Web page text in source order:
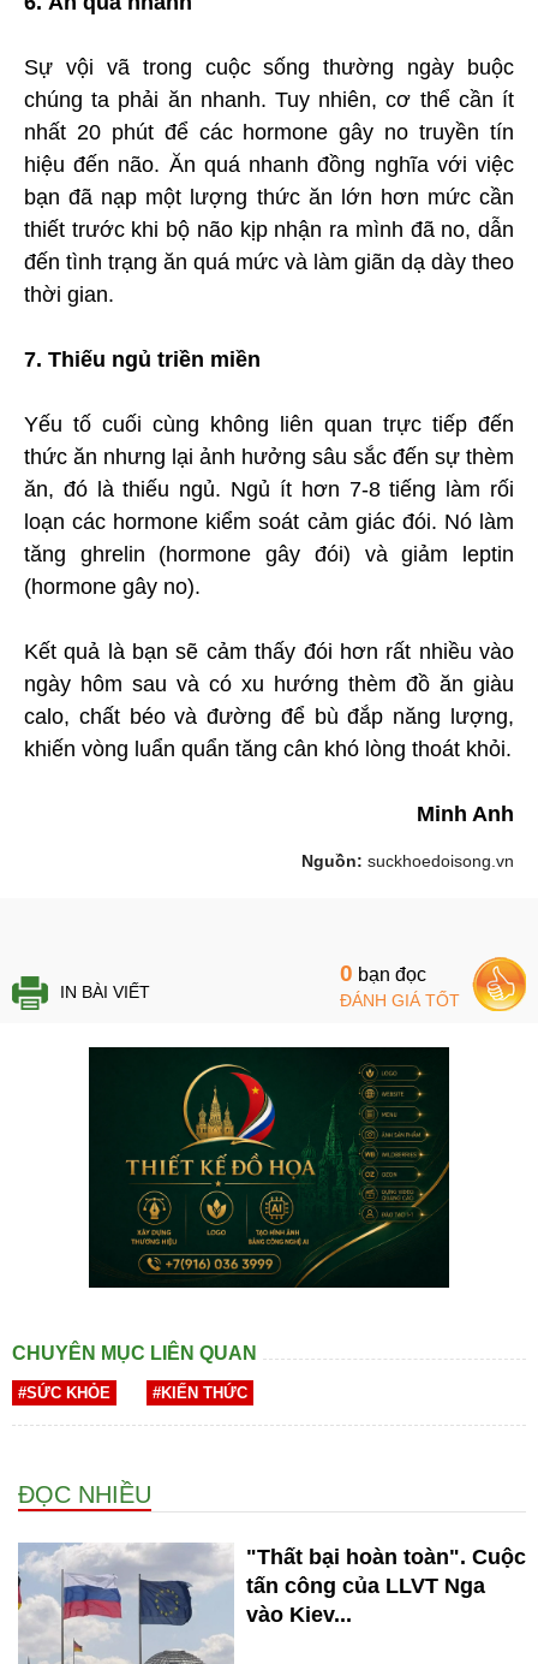
Sự vội vã trong cuộc sống thường ngày buộc
chúng ta phải ăn nhanh. Tuy nhiên, cơ thể cần ít
nhất 20 phút để các hormone gây no truyền tín
hiệu đến não. Ăn quá nhanh đồng nghĩa với việc
bạn đã nạp một lượng thức ăn lớn hơn mức cần
thiết trước khi bộ não kịp nhận ra mình đã no, dẫn
đến tình trạng ăn quá mức và làm giãn dạ dày theo
thời gian.
7. Thiếu ngủ triền miền
Yếu tố cuối cùng không liên quan trực tiếp đến
thức ăn nhưng lại ảnh hưởng sâu sắc đến sự thèm
ăn, đó là thiếu ngủ. Ngủ ít hơn 7-8 tiếng làm rối
loạn các hormone kiểm soát cảm giác đói. Nó làm
tăng ghrelin (hormone gây đói) và giảm leptin
(hormone gây no).
Kết quả là bạn sẽ cảm thấy đói hơn rất nhiều vào
ngày hôm sau và có xu hướng thèm đồ ăn giàu
calo, chất béo và đường để bù đắp năng lượng,
khiến vòng luẩn quẩn tăng cân khó lòng thoát khỏi.
Minh Anh
Nguồn: suckhoedoisong.vn
IN BÀI VIẾT
0 bạn đọc
ĐÁNH GIÁ TỐT
CHUYÊN MỤC LIÊN QUAN
#SỨC KHỎE #KIẾN THỨC
ĐỌC NHIỀU
"Thất bại hoàn toàn". Cuộc
tấn công của LLVT Nga
vào Kiev...